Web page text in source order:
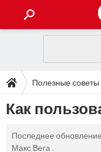
INSTAGRAM
ИГРЫ
GOOGLE
ПОЛЕЗНЫЕ СОВЕТЫ
TIKTOK
WHATSAPP
FACEBOOK
ЗАГРУЗКИ
WHATSAPP
ФОРУМ
Полезные советы
Как
Последнее обновление
Макс Вега .